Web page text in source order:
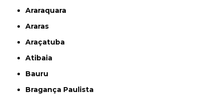
Araraquara
Araras
Araçatuba
Atibaia
Bauru
Bragança Paulista